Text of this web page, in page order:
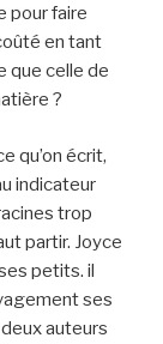
pour faire
en tant
que celle de
?
qu’on écrit,
indicateur
trop
partir. Joyce
petits. il
ses
auteurs